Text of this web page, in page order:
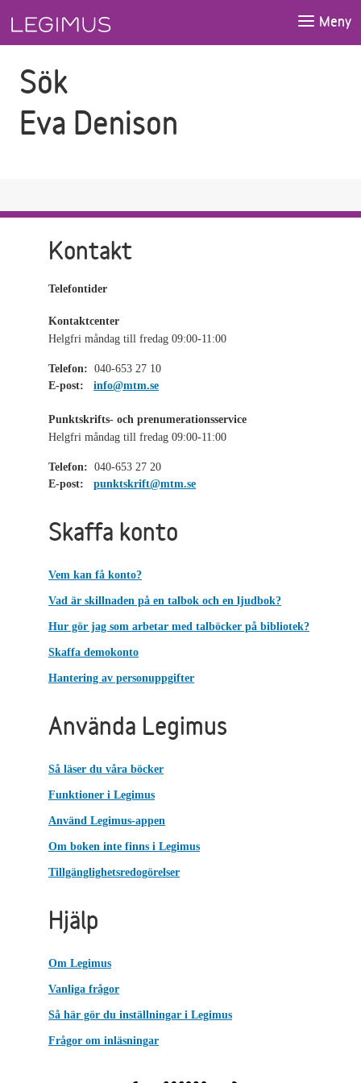
Meny
Sök
Eva Denison
Kontakt
Telefontider
Kontaktcenter
Helgfri måndag till fredag 09:00-11:00
Telefon: 040-653 27 10
E-post:
info@mtm.se
Punktskrifts- och prenumerationsservice
Helgfri måndag till fredag 09:00-11:00
Telefon: 040-653 27 20
E-post:
punktskrift@mtm.se
Skaffa konto
Vem kan få konto?
Vad är skillnaden på en talbok och en ljudbok?
Hur gör jag som arbetar med talböcker på bibliotek?
Skaffa demokonto
Hantering av personuppgifter
Använda Legimus
Så läser du våra böcker
Funktioner i Legimus
Använd Legimus-appen
Om boken inte finns i Legimus
Tillgänglighetsredogörelser
Hjälp
Om Legimus
Vanliga frågor
Så här gör du inställningar i Legimus
Frågor om inläsningar